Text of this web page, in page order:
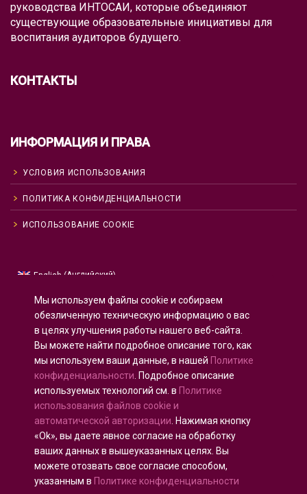
руководства ИНТОСАИ, которые объединяют
существующие образовательные инициативы для
воспитания аудиторов будущего.
КОНТАКТЫ
ИНФОРМАЦИЯ И ПРАВА
УСЛОВИЯ ИСПОЛЬЗОВАНИЯ
ПОЛИТИКА КОНФИДЕНЦИАЛЬНОСТИ
ИСПОЛЬЗОВАНИЕ COOKIE
English (Английский)
Русский
Español(Испанский)
Français( Французский )
العربية( Арабский )
Português(Португальский, Португалия )
Все права защищены © 2020 - 2025 U-INTOSAI
Цифровой университет для сообщества ИНТОСАИ
Мы используем файлы cookie и собираем
обезличенную техническую информацию о вас
в целях улучшения работы нашего веб-сайта.
Вы можете найти подробное описание того, как
мы используем ваши данные, в нашей Политике
конфиденциальности . Подробное описание
используемых технологий см. в Политике
использования файлов cookie и
автоматической авторизации . Нажимая кнопку
«Ok», вы даете явное согласие на обработку
ваших данных в вышеуказанных целях. Вы
можете отозвать свое согласие способом,
указанным в Политике конфиденциальности